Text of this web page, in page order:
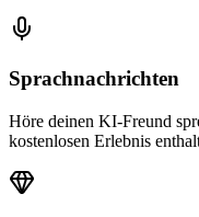
Sprachnachrichten
Höre deinen KI-Freund
kostenlosen Erlebnis